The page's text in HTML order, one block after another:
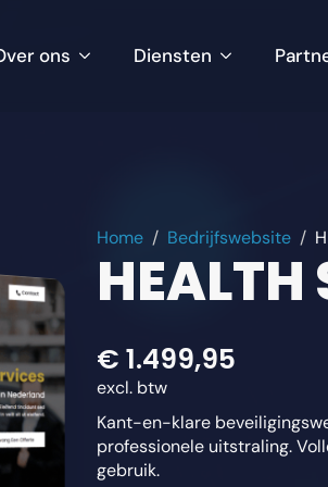
ons Diensten
Home Bedrijfswebsite
HEALTH
€ 1.499,95
excl. btw
Kant-en-klare
professionele uitstraling.
gebruik.